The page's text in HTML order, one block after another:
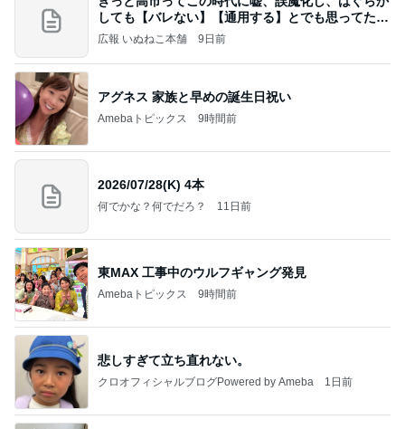
しても【バレない】【通用する】とでも思ってたん
だろ
広報 いぬねこ本舗 9日前
アグネス 家族と早めの誕生日祝い
Amebaトピックス 9時間前
2026/07/28(K) 4本
何でかな？何でだろ？ 11日前
東MAX 工事中のウルフギャング発見
Amebaトピックス 9時間前
悲しすぎて立ち直れない。
クロオフィシャルブログPowered by Ameba 1日前